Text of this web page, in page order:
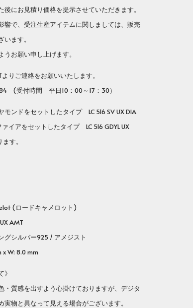
にお見積り価格を提示させていただきます。
響で、受注生産アイテムに関しましては、販売
ます。
お願い申し上げます。
りご連絡をお願いいたします。
(受付時間 平日10：00～17：30）
モンドをセットしたタイプ LC 516 SV UX DIA
イアをセットしたタイプ LC 516 GDYL UX
す。
(ロードキャメロット)
AMT
ルバー925 / アメジスト
W: 8.0 mm
》
・質感を出すよう心掛けておりますが、デジタ
実物と異なって見える場合がございます。